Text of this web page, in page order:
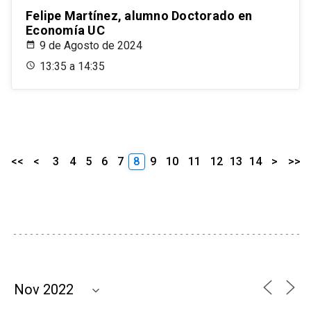
Felipe Martínez, alumno Doctorado en
Economía UC
9 de Agosto de 2024
13:35 a 14:35
<< < 3 4 5 6 7 8 9 10 11 12 13 14 > >>